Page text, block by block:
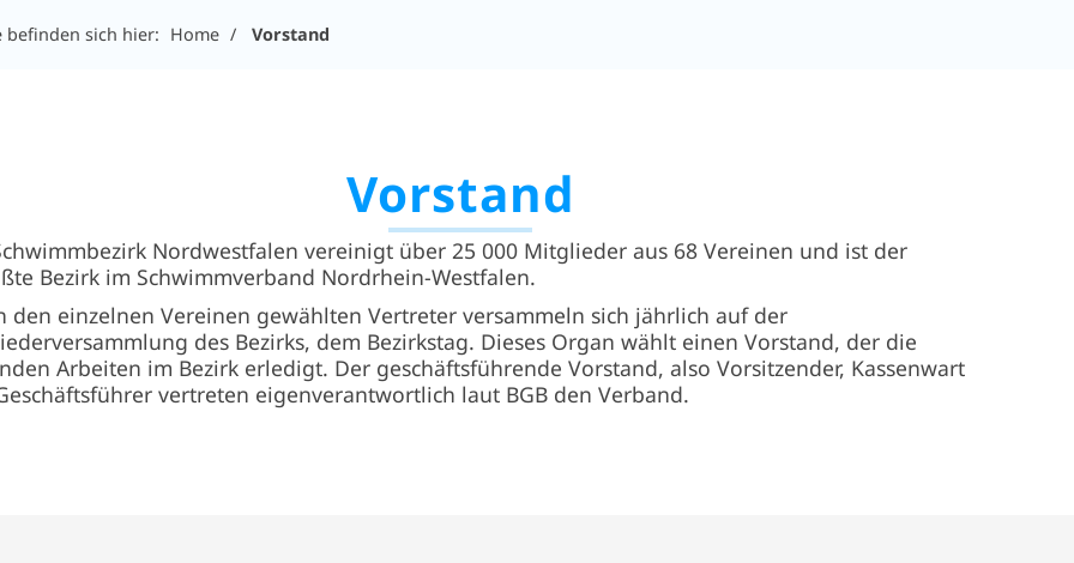
befinden sich hier: Home Vorstand
Vorstand
Nordwestfalen vereinigt über 25 000 Mitglieder aus 68 Vereinen und ist der
Bezirk im Schwimmverband Nordrhein-Westfalen.
den einzelnen Vereinen gewählten Vertreter versammeln sich jährlich auf der
des Bezirks, dem Bezirkstag. Dieses Organ wählt einen Vorstand, der die
Arbeiten im Bezirk erledigt. Der geschäftsführende Vorstand, also Vorsitzender, Kassenwart
vertreten eigenverantwortlich laut BGB den Verband.